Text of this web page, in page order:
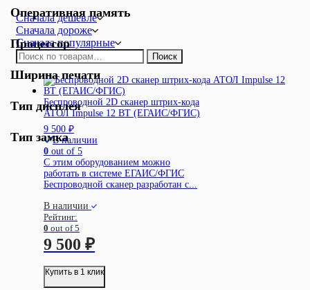
Оперативная память
Процессор
Ширина печати
Тип дисплея
Тип замка
Сначала дешевле
Сначала дороже
Сначала популярные
Искать:
Поиск
Беспроводной 2D сканер штрих-кода
АТОЛ Impulse 12 BT (ЕГАИС/ФГИС)
9 500 ₽
В наличии
0 out of 5
С этим оборудованием можно
работать в системе ЕГАИС/ФГИС
Беспроводной сканер разработан с...
В наличии
Рейтинг:
0 out of 5
9 500 ₽
Купить в 1 клик